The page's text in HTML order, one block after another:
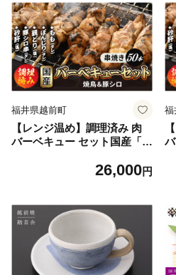
そば 冷凍保存 】 [e21-a004]
福井県越前町
【レンジ温め】調理済み 肉
バーベキュー セット国産「焼
計50本」[e03-b003]26,000円
福